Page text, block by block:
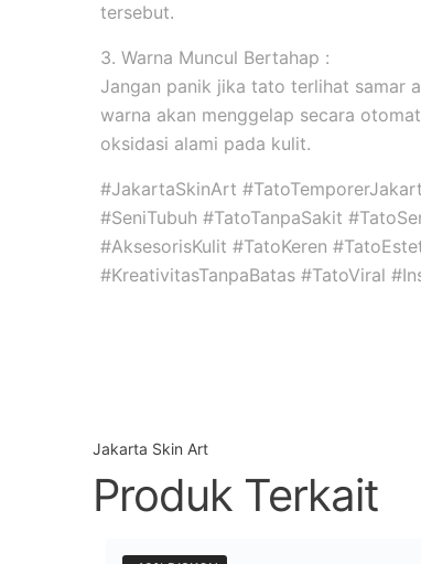
tersebut.
3. Warna Muncul Bertahap :
Jangan panik jika tato terlihat samar
warna akan menggelap secara
oksidasi alami pada kulit.
#JakartaSkinArt
#SeniTubuh #TatoTanpaSakit
#AksesorisKulit #TatoKeren
#KreativitasTanpaBatas #TatoViral
Jakarta Skin Art
Produk Terkait